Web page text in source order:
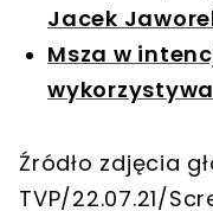
Jacek
Msza w
Źródło zdjęcia
TVP/22.07.21/